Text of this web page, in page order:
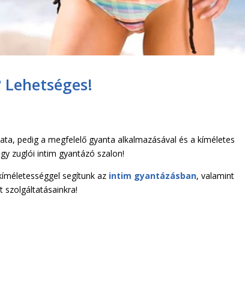
pedig a megfelelő gyanta alkalmazásával és a kíméletes
zuglói intim gyantázó szalon!
segítunk az intim gyantázásban, valamint
szolgáltatásainkra!